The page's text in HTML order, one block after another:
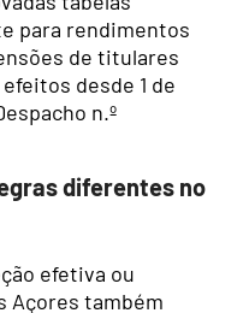
para rendimentos
de titulares
desde 1 de
n.º
diferentes no
efetiva ou
Açores também